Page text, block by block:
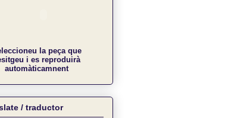
la peça que
i es reproduirà
automàticamnent
/ traductor